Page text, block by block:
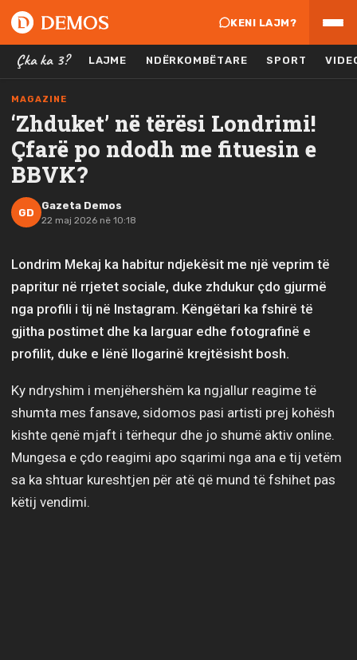
KENI LAJM?
Çka ka 3? LAJME NDËRKOMBËTARE SPORT
MAGAZINE
‘Zhduket’ në tërësi Londrimi!
Çfarë po ndodh me fituesin e
BBVK?
GD
Gazeta Demos
22 maj 2026 në 10:18
Londrim Mekaj ka habitur ndjekësit me një veprim të
papritur në rrjetet sociale, duke zhdukur çdo gjurmë
nga profili i tij në Instagram. Këngëtari ka fshirë të
gjitha postimet dhe ka larguar edhe fotografinë e
profilit, duke e lënë llogarinë krejtësisht bosh.
Ky ndryshim i menjëhershëm ka ngjallur reagime të
shumta mes fansave, sidomos pasi artisti prej kohësh
kishte qenë mjaft i tërhequr dhe jo shumë aktiv online.
Mungesa e çdo reagimi apo sqarimi nga ana e tij vetëm
sa ka shtuar kureshtjen për atë që mund të fshihet pas
këtij vendimi.